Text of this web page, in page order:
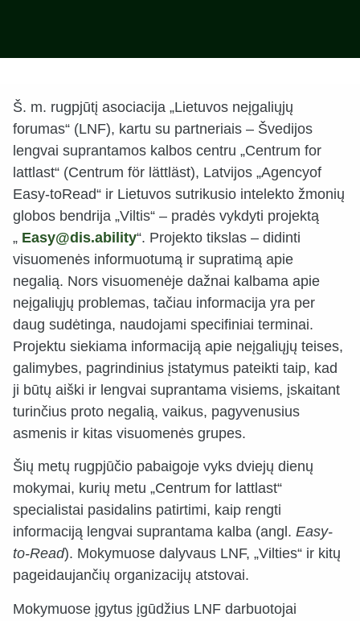
Š. m. rugpjūtį asociacija „Lietuvos neįgaliųjų
forumas“ (LNF), kartu su partneriais – Švedijos
lengvai suprantamos kalbos centru „Centrum for
lattlast“ (Centrum för lättläst), Latvijos „Agencyof
Easy-toRead“ ir Lietuvos sutrikusio intelekto žmonių
globos bendrija „Viltis“ – pradės vykdyti projektą
„ Easy@dis.ability“. Projekto tikslas – didinti
visuomenės informuotumą ir supratimą apie
negalią. Nors visuomenėje dažnai kalbama apie
neįgaliųjų problemas, tačiau informacija yra per
daug sudėtinga, naudojami specifiniai terminai.
Projektu siekiama informaciją apie neįgaliųjų teises,
galimybes, pagrindinius įstatymus pateikti taip, kad
ji būtų aiški ir lengvai suprantama visiems, įskaitant
turinčius proto negalią, vaikus, pagyvenusius
asmenis ir kitas visuomenės grupes.
Šių metų rugpjūčio pabaigoje vyks dviejų dienų
mokymai, kurių metu „Centrum for lattlast“
specialistai pasidalins patirtimi, kaip rengti
informaciją lengvai suprantama kalba (angl. Easy-
to-Read). Mokymuose dalyvaus LNF, „Vilties“ ir kitų
pageidaujančių organizacijų atstovai.
Mokymuose įgytus įgūdžius LNF darbuotojai